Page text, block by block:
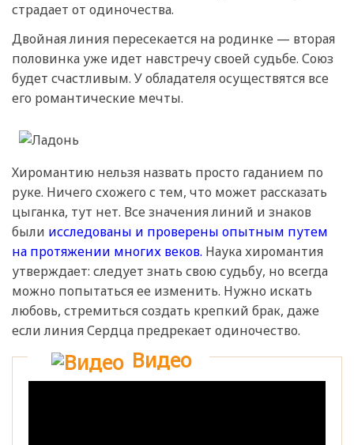
страдает от одиночества.
Двойная линия пересекается на родинке — вторая
половинка уже идет навстречу своей судьбе. Союз
будет счастливым. У обладателя осуществятся все
его романтические мечты.
Хиромантию нельзя назвать просто гаданием по
руке. Ничего схожего с тем, что может рассказать
цыганка, тут нет. Все значения линий и знаков
были исследованы и проверены опытным путем
на протяжении многих веков. Наука хиромантия
утверждает: следует знать свою судьбу, но всегда
можно попытаться ее изменить. Нужно искать
любовь, стремиться создать крепкий брак, даже
если линия Сердца предрекает одиночество.
Видео